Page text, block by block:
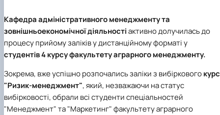
Кафедра адміністративного менеджменту та
зовнішньоекономічної діяльностіактивно долучилась до
процесу прийому заліків у дистанційному форматі у
студентів 4 курсу факультету аграрного менеджменту.
Зокрема, вже успішно розпочались заліки з вибіркового
"Ризик-менеджмент", який, незважаючи на статус
вибірковості, обрали всі студенти спеціальностей
"Менеджмент" та "Маркетинг" факультету аграрного